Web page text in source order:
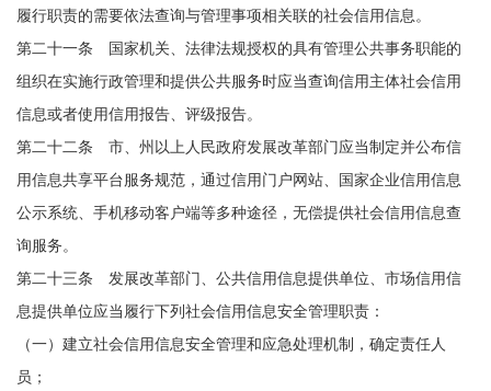
履行职责的需要依法查询与管理事项相关联的社会信用信息。
第二十一条 国家机关、法律法规授权的具有管理公共事务职能的
组织在实施行政管理和提供公共服务时应当查询信用主体社会信用
信息或者使用信用报告、评级报告。
第二十二条 市、州以上人民政府发展改革部门应当制定并公布信
用信息共享平台服务规范，通过信用门户网站、国家企业信用信息
公示系统、手机移动客户端等多种途径，无偿提供社会信用信息查
询服务。
第二十三条 发展改革部门、公共信用信息提供单位、市场信用信
息提供单位应当履行下列社会信用信息安全管理职责：
（一）建立社会信用信息安全管理和应急处理机制，确定责任人
员；